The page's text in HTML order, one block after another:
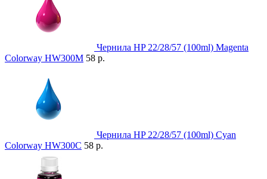
Чернила HP 22/28/57 (100ml) Magenta
Colorway HW300M 58 р.
Чернила HP 22/28/57 (100ml) Cyan
Colorway HW300С 58 р.